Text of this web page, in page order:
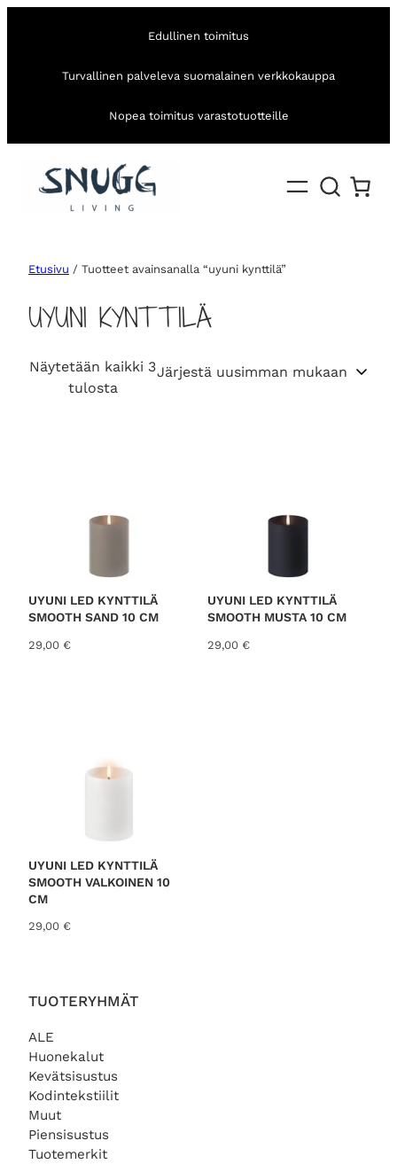
Edullinen toimitus
Turvallinen palveleva suomalainen verkkokauppa
Nopea toimitus varastotuotteille
TUOTERYHMÄT
ALE
Huonekalut
Kevätsisustus
Kodintekstiilit
Muut
Piensisustus
Tuotemerkit
Etusivu / Tuotteet avainsanalla “uyuni kynttilä”
UYUNI KYNTTILÄ
Näytetään kaikki 3
tulostaS
b
a
t
e
UYUNI LED KYNTTILÄ
SMOOTH SAND 10 CM
29,00 €
UYUNI LED KYNTTILÄ
SMOOTH MUSTA 10 CM
29,00 €
UYUNI LED KYNTTILÄ
SMOOTH VALKOINEN 10
CM
29,00 €